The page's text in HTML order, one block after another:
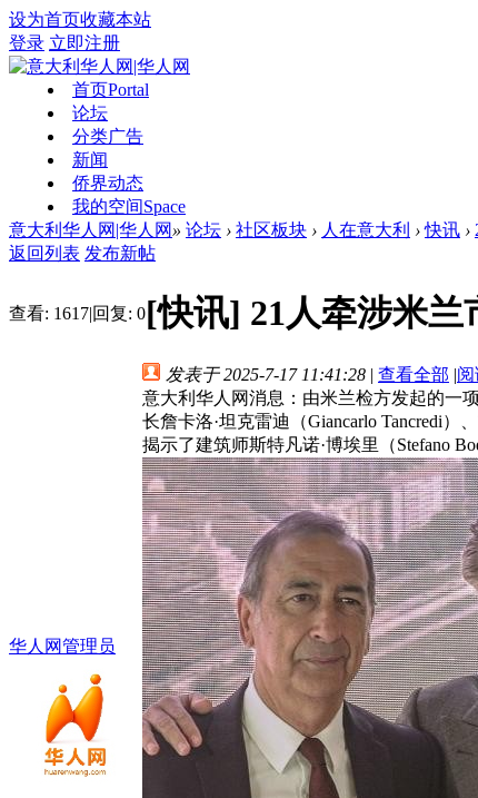
设为首页收藏本站
登录 立即注册
首页Portal
论坛
分类广告
新闻
侨界动态
我的空间Space
意大利华人网|华人网 » 论坛 › 社区板块 › 人在意大利 › 快讯 ›
返回列表 发布新帖
查看: 1617|回复: 0[快讯] 21人牵涉米
华人网管理员
发表于 2025-7-17 11:41:28 | 查看全部 |
意大利华人网消息：由米兰检方发起的一
长詹卡洛·坦克雷迪（Giancarlo Tancredi）
揭示了建筑师斯特凡诺·博埃里（Stefano